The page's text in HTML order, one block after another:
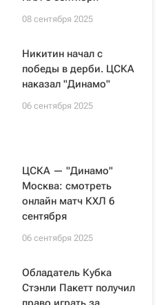
08 сентября 2025
Никитин начал с
победы в дерби. ЦСКА
наказал "Динамо"
06 сентября 2025
ЦСКА — "Динамо"
Москва: смотреть
онлайн матч КХЛ 6
сентября
06 сентября 2025
Обладатель Кубка
Стэнли Пакетт получил